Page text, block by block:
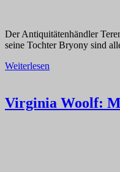
Der Antiquitätenhändler
seine Tochter Bryony sind
Weiterlesen
Virginia Woolf: